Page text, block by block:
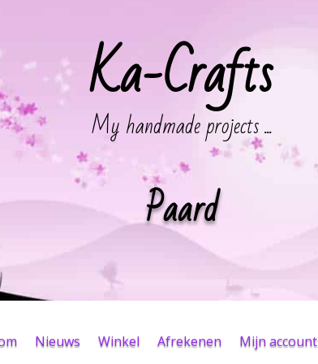
Ka-Crafts
My handmade projects ...
Paard
Nieuws Winkel Afrekenen Mijn account